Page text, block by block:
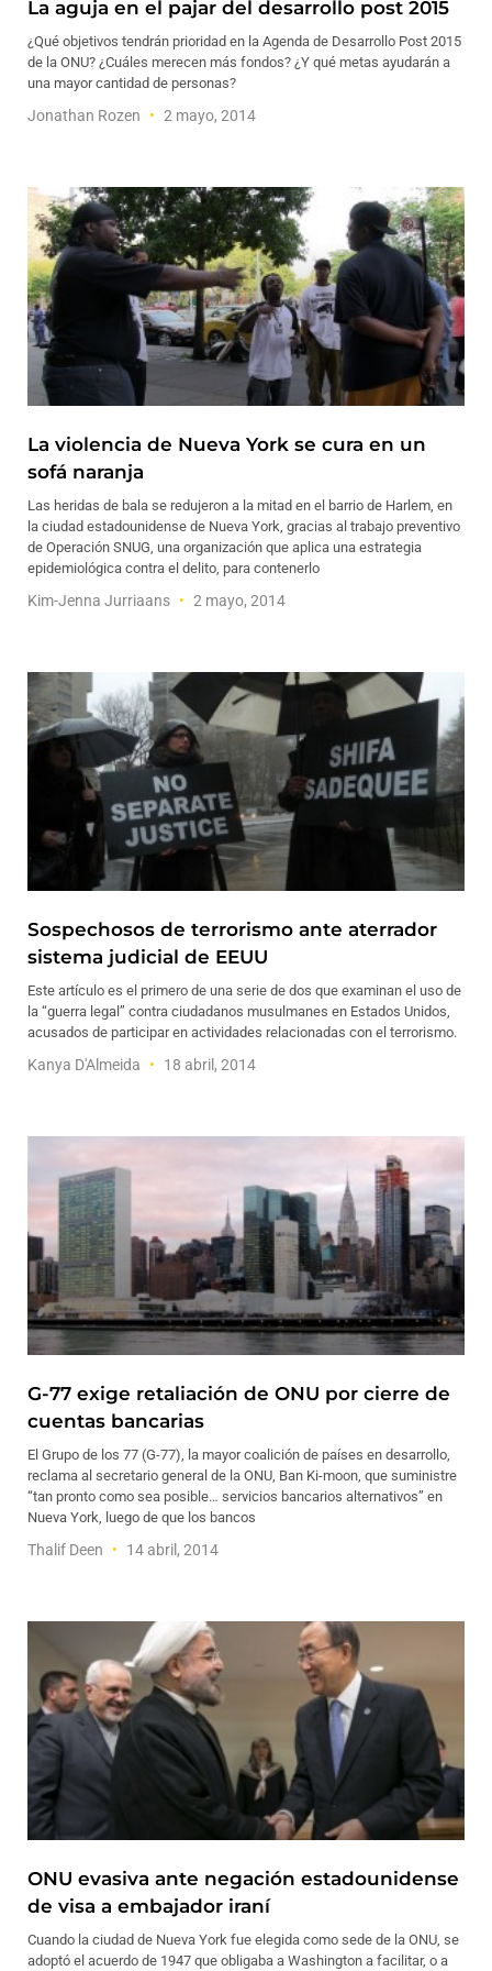
La aguja en el pajar del desarrollo post 2015
¿Qué objetivos tendrán prioridad en la Agenda de Desarrollo Post 2015
de la ONU? ¿Cuáles merecen más fondos? ¿Y qué metas ayudarán a
una mayor cantidad de personas?
Jonathan Rozen 2 mayo, 2014
La violencia de Nueva York se cura en un
sofá naranja
Las heridas de bala se redujeron a la mitad en el barrio de Harlem, en
la ciudad estadounidense de Nueva York, gracias al trabajo preventivo
de Operación SNUG, una organización que aplica una estrategia
epidemiológica contra el delito, para contenerlo
Kim-Jenna Jurriaans 2 mayo, 2014
Sospechosos de terrorismo ante aterrador
sistema judicial de EEUU
Este artículo es el primero de una serie de dos que examinan el uso de
la “guerra legal” contra ciudadanos musulmanes en Estados Unidos,
acusados de participar en actividades relacionadas con el terrorismo.
Kanya D'Almeida 18 abril, 2014
G-77 exige retaliación de ONU por cierre de
cuentas bancarias
El Grupo de los 77 (G-77), la mayor coalición de países en desarrollo,
reclama al secretario general de la ONU, Ban Ki-moon, que suministre
“tan pronto como sea posible… servicios bancarios alternativos” en
Nueva York, luego de que los bancos
Thalif Deen 14 abril, 2014
ONU evasiva ante negación estadounidense
de visa a embajador iraní
Cuando la ciudad de Nueva York fue elegida como sede de la ONU, se
adoptó el acuerdo de 1947 que obligaba a Washington a facilitar, o a